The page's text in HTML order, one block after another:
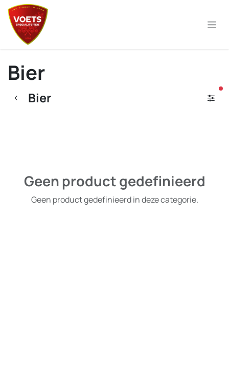
Overslaan naar inhoud
Bier
Bier
Geen product gedefinieerd
Geen product gedefinieerd in deze categorie.